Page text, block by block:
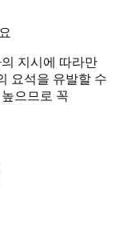
지시에 따라만
요석을 유발할 수
으므로 꼭